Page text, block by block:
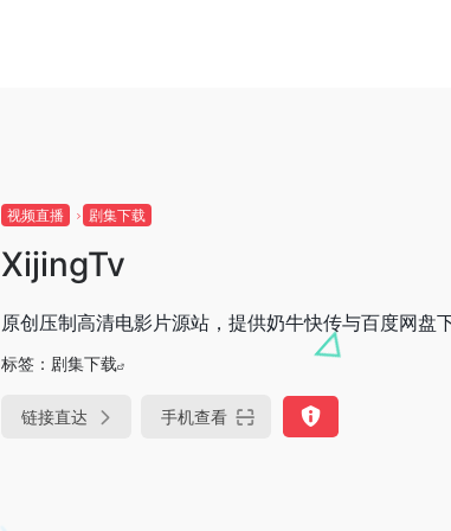
视频直播 剧集下载
XijingTv
原创压制高清电影片源站，提供奶牛快传与百度网盘
标签： 剧集下载
链接直达 手机查看